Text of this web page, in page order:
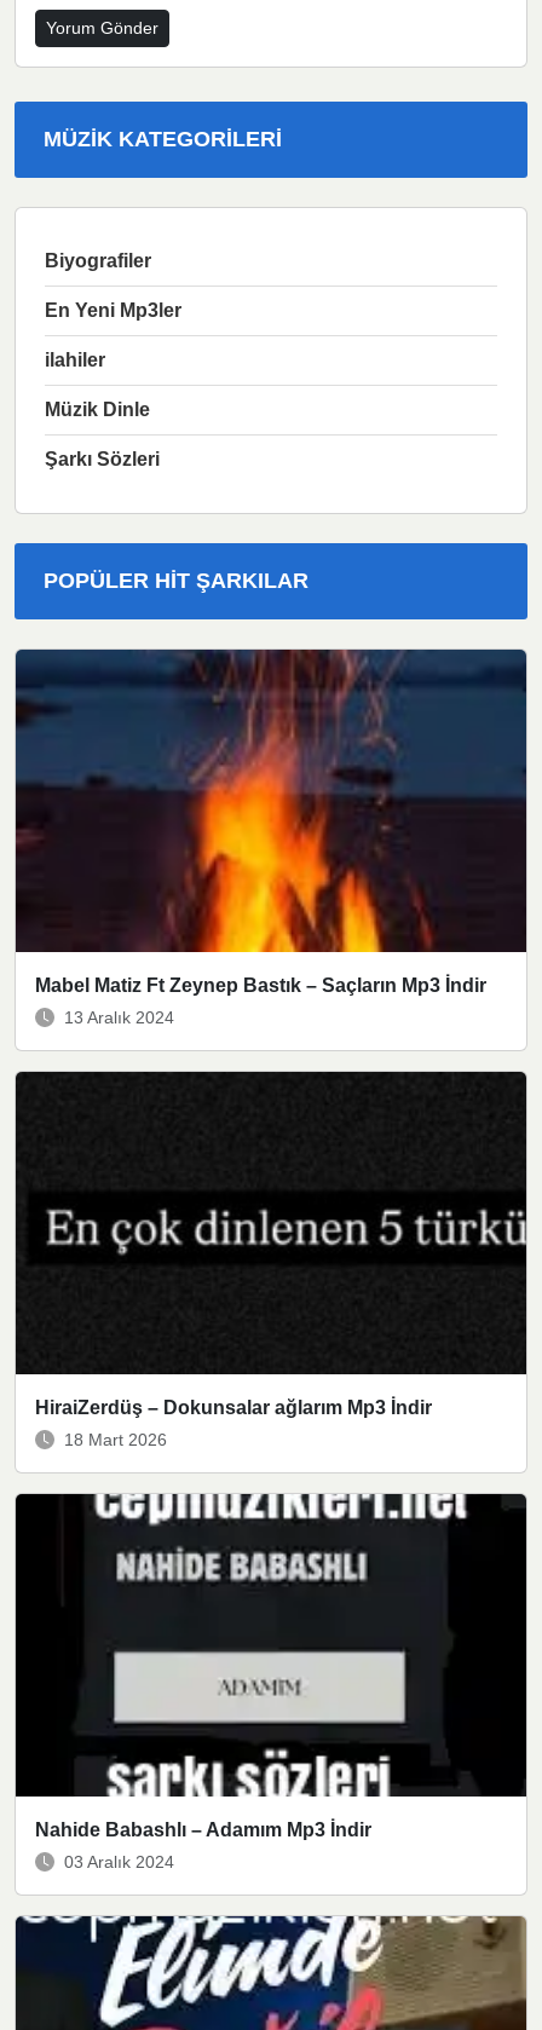
MÜZIK KATEGORILERI
Biyografiler
En Yeni Mp3ler
ilahiler
Müzik Dinle
Şarkı Sözleri
POPÜLER HIT ŞARKILAR
Mabel Matiz Ft Zeynep Bastık – Saçların Mp3 İndir
13 Aralık 2024
HiraiZerdüş – Dokunsalar ağlarım Mp3 İndir
18 Mart 2026
Nahide Babashlı – Adamım Mp3 İndir
03 Aralık 2024